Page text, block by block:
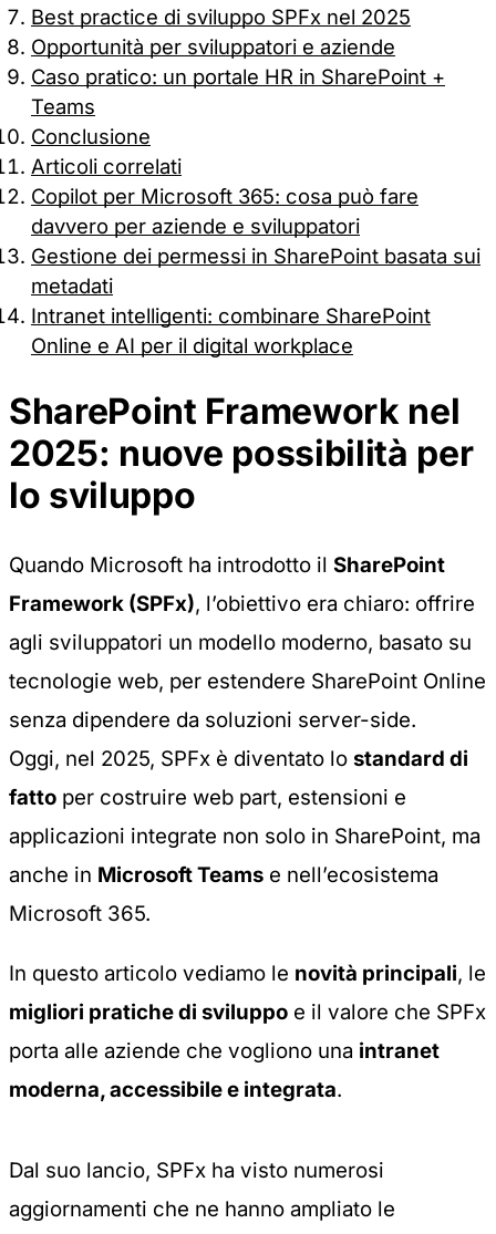
Best practice di sviluppo SPFx nel 2025
Opportunità per sviluppatori e aziende
Caso pratico: un portale HR in SharePoint +
Teams
Conclusione
Articoli correlati
Copilot per Microsoft 365: cosa può fare
davvero per aziende e sviluppatori
Gestione dei permessi in SharePoint basata sui
metadati
Intranet intelligenti: combinare SharePoint
Online e AI per il digital workplace
SharePoint Framework nel
2025: nuove possibilità per
lo sviluppo
Quando Microsoft ha introdotto il SharePoint
Framework (SPFx), l’obiettivo era chiaro: offrire
agli sviluppatori un modello moderno, basato su
tecnologie web, per estendere SharePoint Online
senza dipendere da soluzioni server-side.
Oggi, nel 2025, SPFx è diventato lo standard di
fatto per costruire web part, estensioni e
applicazioni integrate non solo in SharePoint, ma
anche in Microsoft Teams e nell’ecosistema
Microsoft 365.
In questo articolo vediamo le novità principali, le
migliori pratiche di sviluppo e il valore che SPFx
porta alle aziende che vogliono una intranet
moderna, accessibile e integrata.
Dal suo lancio, SPFx ha visto numerosi
aggiornamenti che ne hanno ampliato le